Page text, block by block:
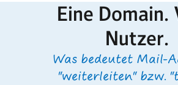
Eine Domain.
Nutzer.
Was bedeutet Mail-
"weiterleiten" bzw.